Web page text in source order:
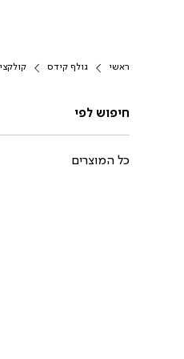
ראשי גולף קידס
חיפוש לפי
כל המוצרים